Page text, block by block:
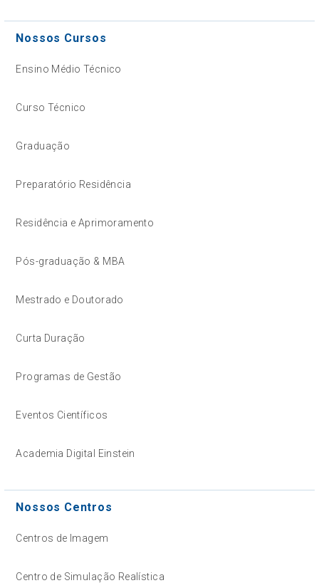
Nossos Cursos
Ensino Médio Técnico
Curso Técnico
Graduação
Preparatório Residência
Residência e Aprimoramento
Pós-graduação & MBA
Mestrado e Doutorado
Curta Duração
Programas de Gestão
Eventos Científicos
Academia Digital Einstein
Nossos Centros
Centros de Imagem
Centro de Simulação Realística